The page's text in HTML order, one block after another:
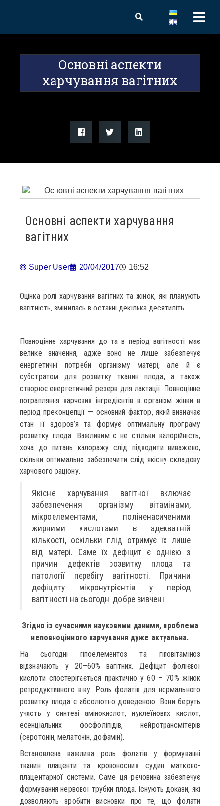
Основні аспекти
харчування вагітних
Основні аспекти харчування
вагітних
Super User 20/04/2017 16:52
Оцінка ролі харчування вагітних та жінок, які планують
вагітність, змінилась в останні декілька десятиліть.
Повноцінне харчування до та в період вагітності має
велике значення, адже воно не лише забезпечує
енергетичні потреби організму матері, але й є
субстратом для розвитку тканин плода, а також
створює енергетичний резерв для лактації. Повноцінне
потрапляння харчових інгредієнтів в організм жінки в
період преконцепції — основний фактор, який визначає
стан її здоров’я та формує оптимальну програму
розвитку плода. Важливим є не стільки калорійність,
хоча до питань калоражу слід підходити виважено,
скільки оптимально забезпечити слід якісну складову
харчового раціону.
Якісне харчування вагітної включає
забезпечення організму вітамінами,
мікроелементами, поліненасиченими
жирними кислотами в адекватній
кількості, оскільки плід отримує їх лише
від матері. Саме їх дефіцит є однією з
причин дефектів розвитку плода та
патології перебігу вагітності. Причини
дефіциту мікронутрієнтів у період
вагітності на сьогодні добре вивчені.
Згідно із сучасними науковими даними, проблема
неповноцінного харчування дуже актуальна.
На сьогодні гіпоелементоз та гіповітаміноз
відзначають у 20–60% вагітних. Дефіцит фолієвої
кислоти спостерігається практично у 60 – 70% жінок
репродуктивного віку. Роль фолатів для нормального
розвитку плода є абсолютно доведеною. Вони беруть
участь у синтезі амінокислот, нуклеїнових кислот,
есенціальних фосфоліпідів, нейротрансмітерів
(серотонін, мелатонін, дофамін).
Встановлена важлива роль фолатів у формуванні
тканин плаценти та кровоносних судин матково-
плацентарної системи. Саме ця речовина забезпечує
формування нервової трубки плода. Існують докази, які
дозволяють зробити висновки про те, що фолати